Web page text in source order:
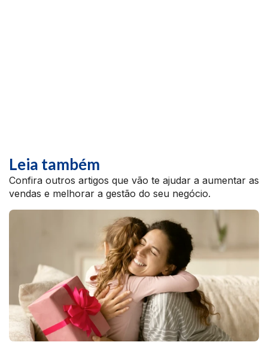
Leia também
Confira outros artigos que vão te ajudar a aumentar as
vendas e melhorar a gestão do seu negócio.